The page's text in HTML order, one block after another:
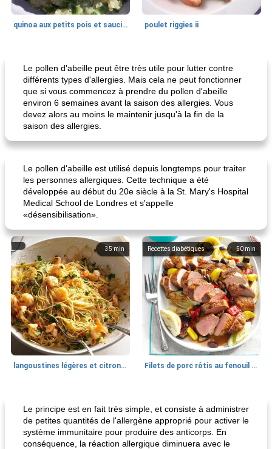
quinoa aux petits pois et saucisses poulet riggies ii
gâteau aux fruits sans sucre
Le pollen d'abeille peut être très utile pour lutter contre
différents types d'allergies. Mais cela ne peut fonctionner
que si vous commencez à prendre du pollen d'abeille
environ 6 semaines avant la saison des allergies. Vous
devez alors au moins le maintenir jusqu'à la fin de la
saison des allergies.
Le pollen d'abeille est utilisé depuis longtemps pour traiter
les personnes allergiques. Cette technique a été
développée au début du 20e siècle à la St. Mary's Hospital
Medical School de Londres et s'appelle
«désensibilisation».
35min
langoustines légères et citronnées
50 min
Recettes diabétiques
Filets de porc rôtis au fenouil et légumes d'été
Le principe est en fait très simple, et consiste à administrer
de petites quantités de l'allergène approprié pour activer le
système immunitaire pour produire des anticorps. En
conséquence, la réaction allergique diminuera avec le